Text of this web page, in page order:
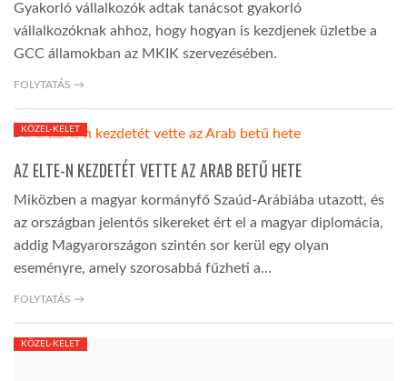
Gyakorló vállalkozók adtak tanácsot gyakorló
vállalkozóknak ahhoz, hogy hogyan is kezdjenek üzletbe a
GCC államokban az MKIK szervezésében.
FOLYTATÁS →
2014-03-24
KÖZEL-KELET
AZ ELTE-N KEZDETÉT VETTE AZ ARAB BETŰ HETE
Miközben a magyar kormányfő Szaúd-Arábiába utazott, és
az országban jelentős sikereket ért el a magyar diplomácia,
addig Magyarországon szintén sor kerül egy olyan
eseményre, amely szorosabbá fűzheti a…
FOLYTATÁS →
KÖZEL-KELET